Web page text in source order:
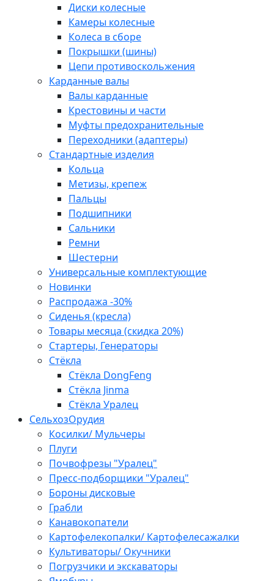
Диски колесные
Камеры колесные
Колеса в сборе
Покрышки (шины)
Цепи противоскольжения
Карданные валы
Валы карданные
Крестовины и части
Муфты предохранительные
Переходники (адаптеры)
Стандартные изделия
Кольца
Метизы, крепеж
Пальцы
Подшипники
Сальники
Ремни
Шестерни
Универсальные комплектующие
Новинки
Распродажа -30%
Сиденья (кресла)
Товары месяца (скидка 20%)
Стартеры, Генераторы
Стёкла
Стёкла DongFeng
Стёкла Jinma
Стёкла Уралец
СельхозОрудия
Косилки/ Мульчеры
Плуги
Почвофрезы "Уралец"
Пресс-подборщики "Уралец"
Бороны дисковые
Грабли
Канавокопатели
Картофелекопалки/ Картофелесажалки
Культиваторы/ Окучники
Погрузчики и экскаваторы